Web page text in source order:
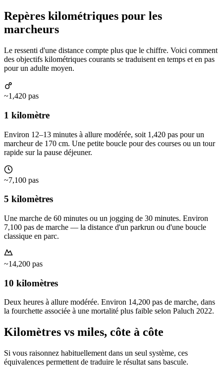
Repères kilométriques pour les
marcheurs
Le ressenti d'une distance compte plus que le chiffre. Voici comment
des objectifs kilométriques courants se traduisent en temps et en pas
pour un adulte moyen.
~1,420 pas
1 kilomètre
Environ 12–13 minutes à allure modérée, soit 1,420 pas pour un
marcheur de 170 cm. Une petite boucle pour des courses ou un tour
rapide sur la pause déjeuner.
~7,100 pas
5 kilomètres
Une marche de 60 minutes ou un jogging de 30 minutes. Environ
7,100 pas de marche — la distance d'un parkrun ou d'une boucle
classique en parc.
~14,200 pas
10 kilomètres
Deux heures à allure modérée. Environ 14,200 pas de marche, dans
la fourchette associée à une mortalité plus faible selon Paluch 2022.
Kilomètres vs miles, côte à côte
Si vous raisonnez habituellement dans un seul système, ces
équivalences permettent de traduire le résultat sans bascule.